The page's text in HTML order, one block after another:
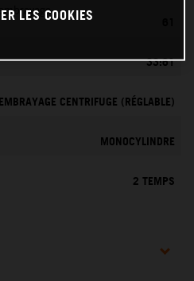
33:61
EMBRAYAGE CENTRIFUGE (RÉGLABLE)
MONOCYLINDRE
2 TEMPS
LES COOKIES